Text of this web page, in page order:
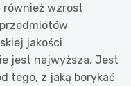
wzrost
jakości
jest najwyższa. Jest
tego, z jaką borykać